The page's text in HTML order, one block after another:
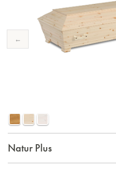
←
Natur Plus